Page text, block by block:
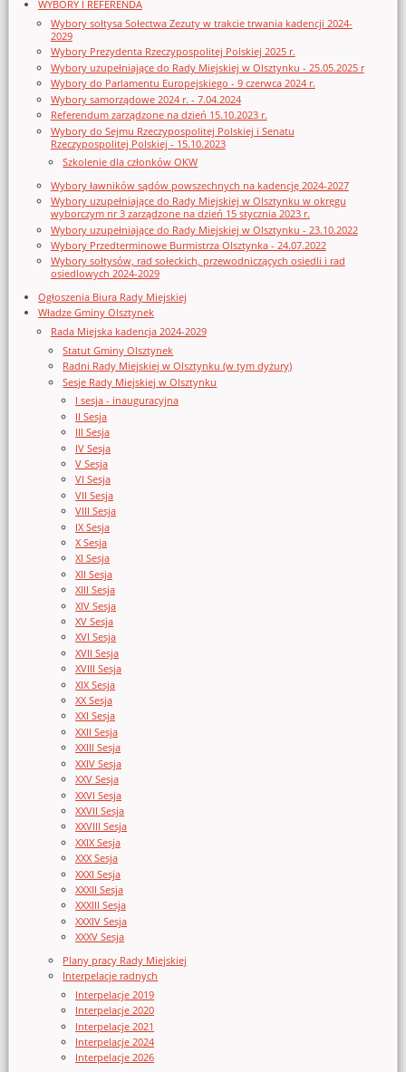
WYBORY I REFERENDA
Wybory sołtysa Sołectwa Zezuty w trakcie trwania kadencji 2024-
2029
Wybory Prezydenta Rzeczypospolitej Polskiej 2025 r.
Wybory uzupełniające do Rady Miejskiej w Olsztynku - 25.05.2025 r
Wybory do Parlamentu Europejskiego - 9 czerwca 2024 r.
Wybory samorządowe 2024 r. - 7.04.2024
Referendum zarządzone na dzień 15.10.2023 r.
Wybory do Sejmu Rzeczypospolitej Polskiej i Senatu
Rzeczypospolitej Polskiej - 15.10.2023
Szkolenie dla członków OKW
Wybory ławników sądów powszechnych na kadencję 2024-2027
Wybory uzupełniające do Rady Miejskiej w Olsztynku w okręgu
wyborczym nr 3 zarządzone na dzień 15 stycznia 2023 r.
Wybory uzupełniające do Rady Miejskiej w Olsztynku - 23.10.2022
Wybory Przedterminowe Burmistrza Olsztynka - 24.07.2022
Wybory sołtysów, rad sołeckich, przewodniczących osiedli i rad
osiedlowych 2024-2029
Ogłoszenia Biura Rady Miejskiej
Władze Gminy Olsztynek
Rada Miejska kadencja 2024-2029
Statut Gminy Olsztynek
Radni Rady Miejskiej w Olsztynku (w tym dyżury)
Sesje Rady Miejskiej w Olsztynku
I sesja - inauguracyjna
II Sesja
III Sesja
IV Sesja
V Sesja
VI Sesja
VII Sesja
VIII Sesja
IX Sesja
X Sesja
XI Sesja
XII Sesja
XIII Sesja
XIV Sesja
XV Sesja
XVI Sesja
XVII Sesja
XVIII Sesja
XIX Sesja
XX Sesja
XXI Sesja
XXII Sesja
XXIII Sesja
XXIV Sesja
XXV Sesja
XXVI Sesja
XXVII Sesja
XXVIII Sesja
XXIX Sesja
XXX Sesja
XXXI Sesja
XXXII Sesja
XXXIII Sesja
XXXIV Sesja
XXXV Sesja
Plany pracy Rady Miejskiej
Interpelacje radnych
Interpelacje 2019
Interpelacje 2020
Interpelacje 2021
Interpelacje 2024
Interpelacje 2026